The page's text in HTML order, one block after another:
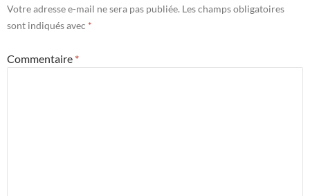
Votre adresse e-mail ne sera pas publiée. Les champs obligatoires
sont indiqués avec *
Commentaire *